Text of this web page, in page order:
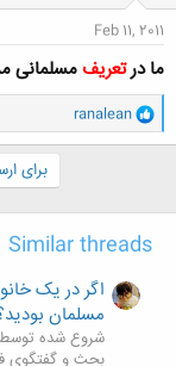
Feb 11, 2011
ما درتعریف مسلمانی
و
ا
ک
:
ranalean
برای
Similar threads
اگر در یک
مسلمان
شروع شده توسط 100af
بحث و گفتگوی